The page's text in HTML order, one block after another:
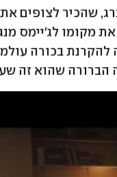
הברורה שהוא זה